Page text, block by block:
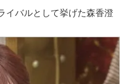
イバルとして挙げた森香澄